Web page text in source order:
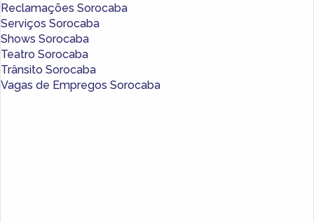
Reclamações Sorocaba
Serviços Sorocaba
Shows Sorocaba
Teatro Sorocaba
Trânsito Sorocaba
Vagas de Empregos Sorocaba